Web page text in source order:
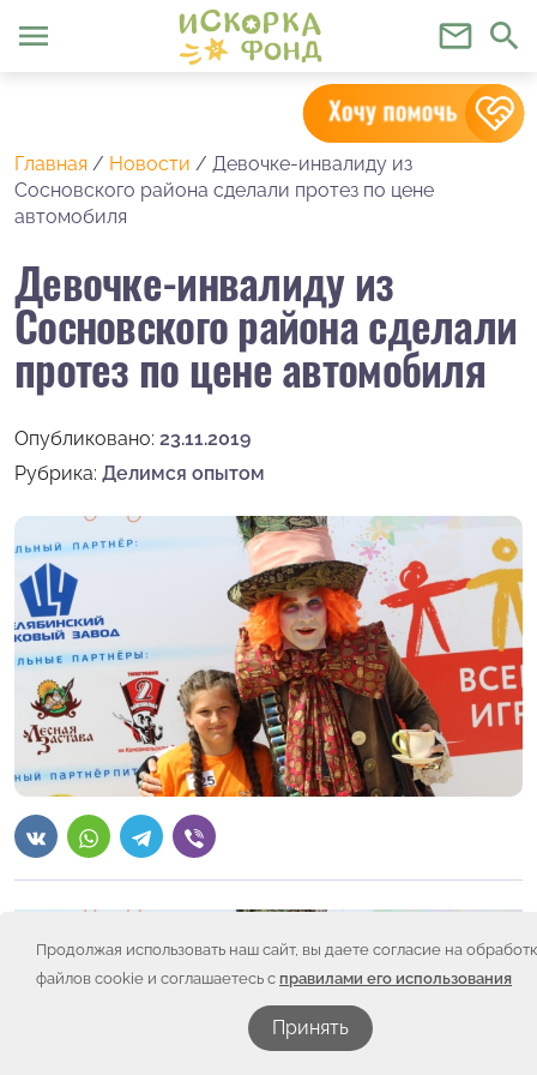
Продолжая использовать наш сайт, вы даете согласие на
файлов cookie и соглашаетесь с правилами его использования
Принять
menu mail_outline search
Главная / Новости / Девочке-инвалиду из
Сосновского района сделали протез по цене
автомобиля
Девочке-инвалиду из
Сосновского района сделали
протез по цене автомобиля
Опубликовано: 23.11.2019
Рубрика: Делимся опытом